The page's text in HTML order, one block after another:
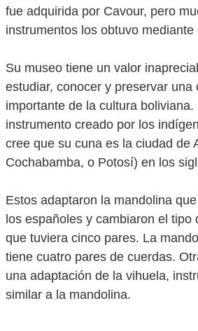
fue adquirida por Cavour, pero
instrumentos los obtuvo mediante
Su museo tiene un valor
estudiar, conocer y preservar una
importante de la cultura
instrumento creado por los
cree que su cuna es la ciudad de
Cochabamba, o Potosí) en los
Estos adaptaron la mandolina
los españoles y cambiaron el tipo
que tuviera cinco pares. La
tiene cuatro pares de cuerdas.
una adaptación de la vihuela,
similar a la mandolina.